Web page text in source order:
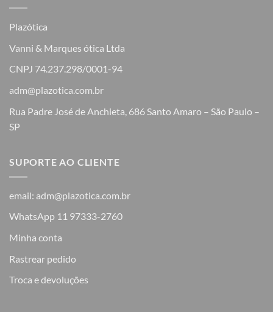
Plazótica
Vanni & Marques ótica Ltda
CNPJ 74.237.298/0001-94
adm@plazotica.com.br
Rua Padre José de Anchieta, 686 Santo Amaro – São Paulo –
SP
SUPORTE AO CLIENTE
email: adm@plazotica.com.br
WhatsApp 11 97333-2760
Minha conta
Rastrear pedido
Troca e devoluções